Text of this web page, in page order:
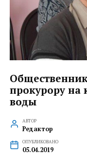
прокурору на
воды
АВТОР
Редактор
ОПУБЛИКОВАНО
05.04.2019